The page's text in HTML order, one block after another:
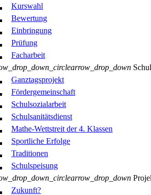
Kurswahl
Bewertung
Einbringung
Prüfung
Facharbeit
arrow_drop_down
Ganztagsprojekt
Fördergemeinschaft
Schulsozialarbeit
Schulsanitätsdienst
Mathe-Wettstreit der 4. Klassen
Sportliche Erfolge
Traditionen
Schulspeisung
arrow_drop_down
Zukunft?